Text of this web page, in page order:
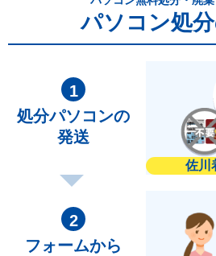
パソコン処
処分パソコンの
発送
佐川
フォームから